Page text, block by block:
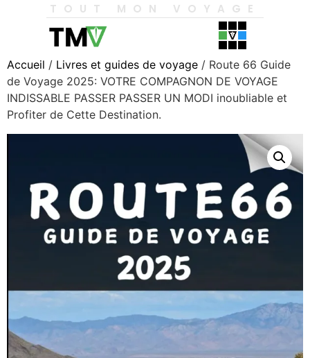
TOUT MON VOYAGE
Accueil / Livres et guides de voyage / Route 66 Guide
de Voyage 2025: VOTRE COMPAGNON DE VOYAGE
INDISSABLE PASSER PASSER UN MODI inoubliable et
Profiter de Cette Destination.